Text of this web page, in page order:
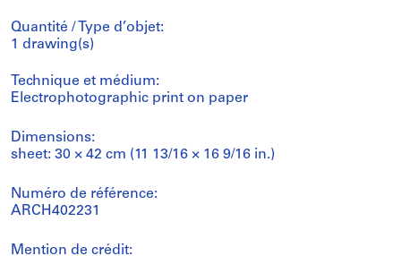
Quantité / Type d’objet:
1 drawing(s)
Technique et médium:
Electrophotographic print on paper
Dimensions:
sheet: 30 × 42 cm (11 13/16 × 16 9/16 in.)
Numéro de référence:
ARCH402231
Mention de crédit: